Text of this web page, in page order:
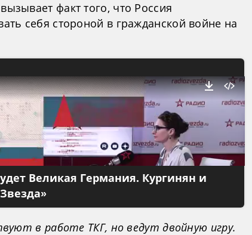
факт того, что Россия
себя стороной в гражданской войне на
Великая Германия. Кургинян и
в работе ТКГ, но ведут двойную игру.